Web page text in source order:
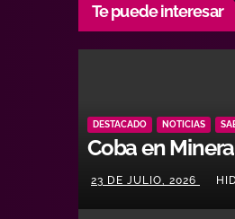
Te puede interesar
DESTACADO NOTICIAS
Coba en
23 DE JULIO, 2026